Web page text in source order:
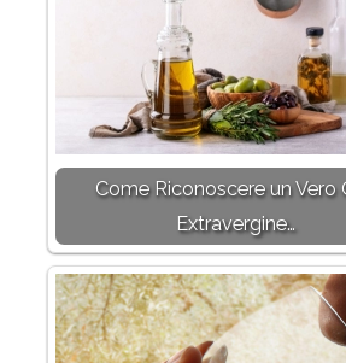
Come Riconoscere un Vero
Extravergine…